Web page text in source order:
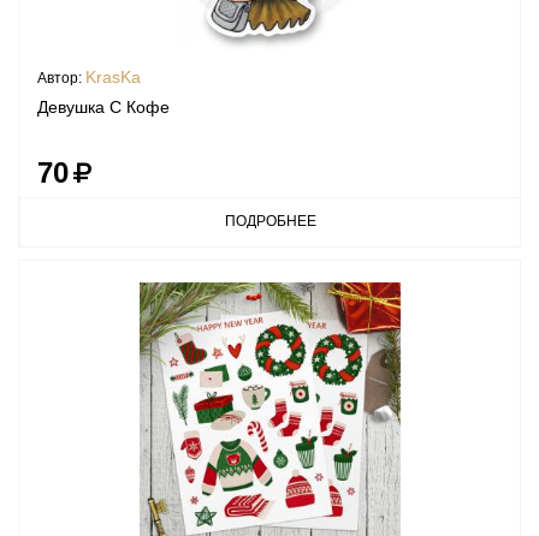
Автор: KrasKa
Девушка С Кофе
70
ПОДРОБНЕЕ